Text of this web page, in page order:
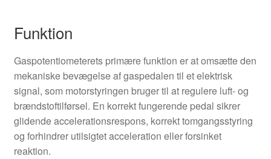
Funktion
Gaspotentiometerets primære funktion er at omsætte den
mekaniske bevægelse af gaspedalen til et elektrisk
signal, som motorstyringen bruger til at regulere luft- og
brændstoftilførsel. En korrekt fungerende pedal sikrer
glidende accelerationsrespons, korrekt tomgangsstyring
og forhindrer utilsigtet acceleration eller forsinket
reaktion.